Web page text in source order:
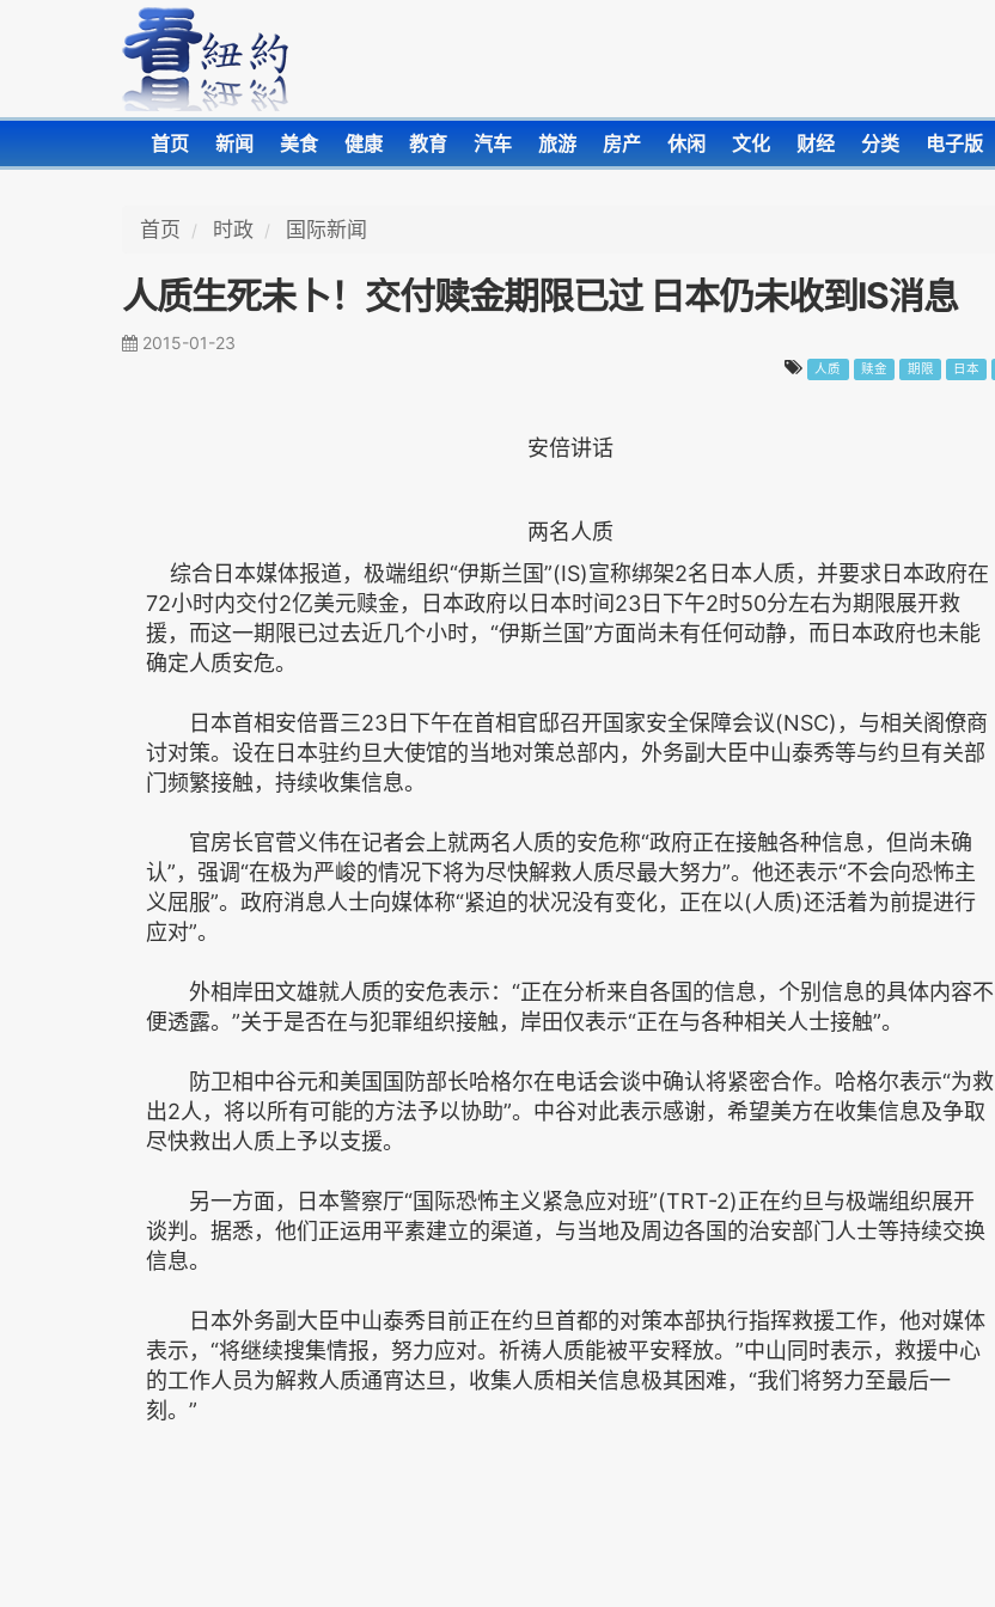
首页 新闻 美食 健康 教育 汽车 旅游 房产 休闲 文化 财经 分类 电子版
首页 时政 国际新闻
人质生死未卜！交付赎金期限已过 日本仍未收到IS消息
2015-01-23
人质 赎金 期限 日本
安倍讲话
两名人质
综合日本媒体报道，极端组织“伊斯兰国”(IS)宣称绑架2名日本人质，并要求日本政府在
72小时内交付2亿美元赎金，日本政府以日本时间23日下午2时50分左右为期限展开救
援，而这一期限已过去近几个小时，“伊斯兰国”方面尚未有任何动静，而日本政府也未能
确定人质安危。
日本首相安倍晋三23日下午在首相官邸召开国家安全保障会议(NSC)，与相关阁僚商
讨对策。设在日本驻约旦大使馆的当地对策总部内，外务副大臣中山泰秀等与约旦有关部
门频繁接触，持续收集信息。
官房长官菅义伟在记者会上就两名人质的安危称“政府正在接触各种信息，但尚未确
认”，强调“在极为严峻的情况下将为尽快解救人质尽最大努力”。他还表示“不会向恐怖主
义屈服”。政府消息人士向媒体称“紧迫的状况没有变化，正在以(人质)还活着为前提进行
应对”。
外相岸田文雄就人质的安危表示：“正在分析来自各国的信息，个别信息的具体内容不
便透露。”关于是否在与犯罪组织接触，岸田仅表示“正在与各种相关人士接触”。
防卫相中谷元和美国国防部长哈格尔在电话会谈中确认将紧密合作。哈格尔表示“为救
出2人，将以所有可能的方法予以协助”。中谷对此表示感谢，希望美方在收集信息及争取
尽快救出人质上予以支援。
另一方面，日本警察厅“国际恐怖主义紧急应对班”(TRT-2)正在约旦与极端组织展开
谈判。据悉，他们正运用平素建立的渠道，与当地及周边各国的治安部门人士等持续交换
信息。
日本外务副大臣中山泰秀目前正在约旦首都的对策本部执行指挥救援工作，他对媒体
表示，“将继续搜集情报，努力应对。祈祷人质能被平安释放。”中山同时表示，救援中心
的工作人员为解救人质通宵达旦，收集人质相关信息极其困难，“我们将努力至最后一
刻。”